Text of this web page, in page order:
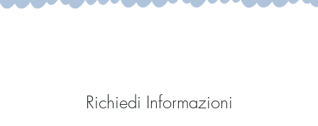
Richiedi Informazioni